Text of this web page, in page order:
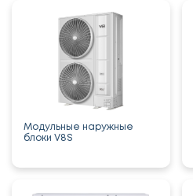
Модульные наружные
блоки V8S